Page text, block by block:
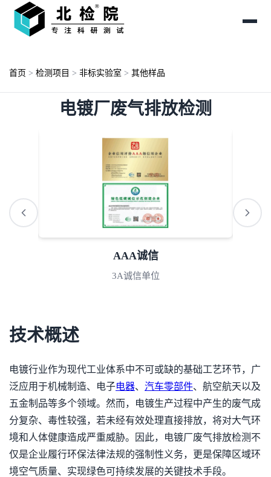
首页 > 检测项目 > 非标实验室 > 其他样品
电镀厂废气排放检测
AAA诚信
3A诚信单位
技术概述
电镀行业作为现代工业体系中不可或缺的基础工艺环节，广
泛应用于机械制造、电子电器、 汽车零部件、航空航天以及
五金制品等多个领域。然而，电镀生产过程中产生的废气成
分复杂、毒性较强，若未经有效处理直接排放，将对大气环
境和人体健康造成严重威胁。因此，电镀厂废气排放检测不
仅是企业履行环保法律法规的强制性义务，更是保障区域环
境空气质量、实现绿色可持续发展的关键技术手段。